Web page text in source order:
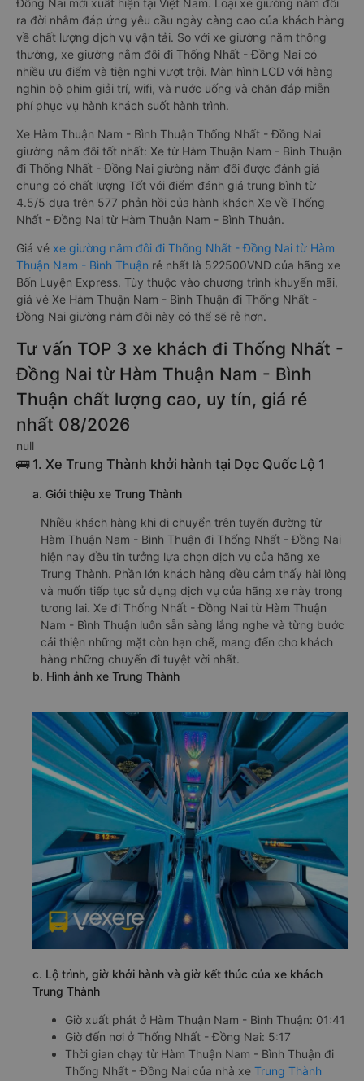
Đồng Nai mới xuất hiện tại Việt Nam. Loại xe giường nằm đôi
ra đời nhằm đáp ứng yêu cầu ngày càng cao của khách hàng
về chất lượng dịch vụ vận tải. So với xe giường nằm thông
thường, xe giường nằm đôi đi Thống Nhất - Đồng Nai có
nhiều ưu điểm và tiện nghi vượt trội. Màn hình LCD với hàng
nghìn bộ phim giải trí, wifi, và nước uống và chăn đắp miễn
phí phục vụ hành khách suốt hành trình.
Xe Hàm Thuận Nam - Bình Thuận Thống Nhất - Đồng Nai
giường nằm đôi tốt nhất: Xe từ Hàm Thuận Nam - Bình Thuận
đi Thống Nhất - Đồng Nai giường nằm đôi được đánh giá
chung có chất lượng Tốt với điểm đánh giá trung bình từ
4.5/5 dựa trên 577 phản hồi của hành khách Xe về Thống
Nhất - Đồng Nai từ Hàm Thuận Nam - Bình Thuận.
Giá vé xe giường nằm đôi đi Thống Nhất - Đồng Nai từ Hàm
Thuận Nam - Bình Thuận rẻ nhất là 522500VND của hãng xe
Bốn Luyện Express. Tùy thuộc vào chương trình khuyến mãi,
giá vé Xe Hàm Thuận Nam - Bình Thuận đi Thống Nhất -
Đồng Nai giường nằm đôi này có thể sẽ rẻ hơn.
Tư vấn TOP 3 xe khách đi Thống Nhất -
Đồng Nai từ Hàm Thuận Nam - Bình
Thuận chất lượng cao, uy tín, giá rẻ
nhất 08/2026
null
🚌 1. Xe Trung Thành khởi hành tại Dọc Quốc Lộ 1
a. Giới thiệu xe Trung Thành
Nhiều khách hàng khi di chuyển trên tuyến đường từ
Hàm Thuận Nam - Bình Thuận đi Thống Nhất - Đồng Nai
hiện nay đều tin tưởng lựa chọn dịch vụ của hãng xe
Trung Thành. Phần lớn khách hàng đều cảm thấy hài lòng
và muốn tiếp tục sử dụng dịch vụ của hãng xe này trong
tương lai. Xe đi Thống Nhất - Đồng Nai từ Hàm Thuận
Nam - Bình Thuận luôn sẵn sàng lắng nghe và từng bước
cải thiện những mặt còn hạn chế, mang đến cho khách
hàng những chuyến đi tuyệt vời nhất.
b. Hình ảnh xe Trung Thành
c. Lộ trình, giờ khởi hành và giờ kết thúc của xe khách
Trung Thành
Giờ xuất phát ở Hàm Thuận Nam - Bình Thuận: 01:41
Giờ đến nơi ở Thống Nhất - Đồng Nai: 5:17
Thời gian chạy từ Hàm Thuận Nam - Bình Thuận đi
Thống Nhất - Đồng Nai của nhà xe Trung Thành